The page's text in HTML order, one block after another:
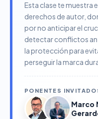
Esta clase te muestra
derechos de autor,
por no anticipar el
detectar conflictos
la protección para
perseguir la marca
PONENTES
Marco